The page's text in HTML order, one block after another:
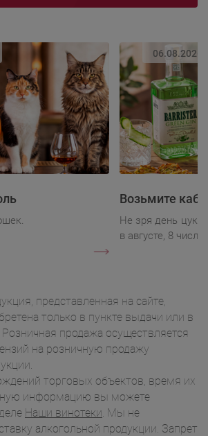
06.08.2026
Возьмите
Не зря день
в августе, 8 числа.
представленная на сайте,
только в пункте выдачи или в
продажа осуществляется
на розничную продажу
торговых объектов, время их
информацию вы можете
Наши винотеки. Мы не
алкогольной продукции. Запрет